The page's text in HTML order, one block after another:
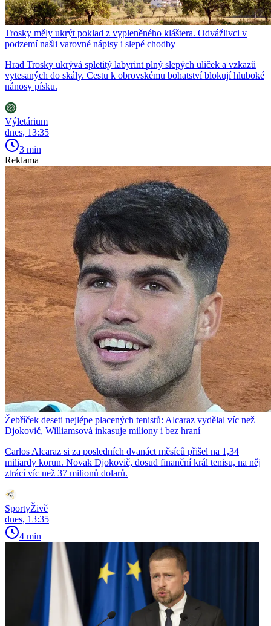
Trosky měly ukrýt poklad z vypleněného kláštera. Odvážlivci v
podzemí našli varovné nápisy i slepé chodby
Hrad Trosky ukrývá spletitý labyrint plný slepých uliček a vzkazů
vytesaných do skály. Cestu k obrovskému bohatství blokují hluboké
nánosy písku.
Výletárium
dnes, 13:35
3 min
Reklama
Žebříček deseti nejlépe placených tenistů: Alcaraz vydělal víc než
Djokovič, Williamsová inkasuje miliony i bez hraní
Carlos Alcaraz si za posledních dvanáct měsíců přišel na 1,34
miliardy korun. Novak Djokovič, dosud finanční král tenisu, na něj
ztrácí víc než 37 milionů dolarů.
SportyŽivě
dnes, 13:35
4 min